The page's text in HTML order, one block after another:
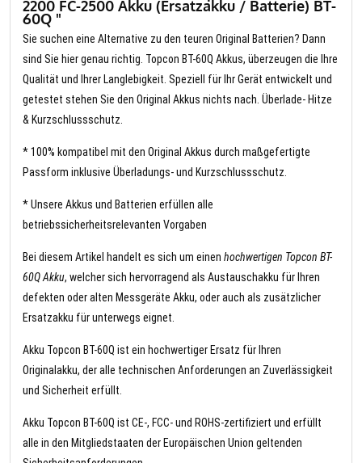
2200 FC-2500 Akku (Ersatzakku / Batterie) BT-
60Q "
Sie suchen eine Alternative zu den teuren Original Batterien? Dann
sind Sie hier genau richtig. Topcon BT-60Q Akkus, überzeugen die Ihre
Qualität und Ihrer Langlebigkeit. Speziell für Ihr Gerät entwickelt und
getestet stehen Sie den Original Akkus nichts nach. Überlade- Hitze
& Kurzschlussschutz.
* 100% kompatibel mit den Original Akkus durch maßgefertigte
Passform inklusive Überladungs- und Kurzschlussschutz.
* Unsere Akkus und Batterien erfüllen alle
betriebssicherheitsrelevanten Vorgaben
Bei diesem Artikel handelt es sich um einen hochwertigen Topcon BT-
60Q Akku, welcher sich hervorragend als Austauschakku für Ihren
defekten oder alten Messgeräte Akku, oder auch als zusätzlicher
Ersatzakku für unterwegs eignet.
Akku Topcon BT-60Q ist ein hochwertiger Ersatz für Ihren
Originalakku, der alle technischen Anforderungen an Zuverlässigkeit
und Sicherheit erfüllt.
Akku Topcon BT-60Q ist CE-, FCC- und ROHS-zertifiziert und erfüllt
alle in den Mitgliedstaaten der Europäischen Union geltenden